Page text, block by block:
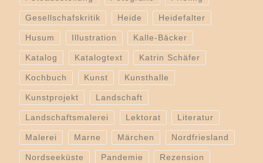
Gesellschafskritik Heide Heidefalter
Husum Illustration Kalle-Bäcker
Katalog Katalogtext Katrin Schäfer
Kochbuch Kunst Kunsthalle
Kunstprojekt Landschaft
Landschaftsmalerei Lektorat Literatur
Malerei Marne Märchen Nordfriesland
Nordseeküste Pandemie Rezension